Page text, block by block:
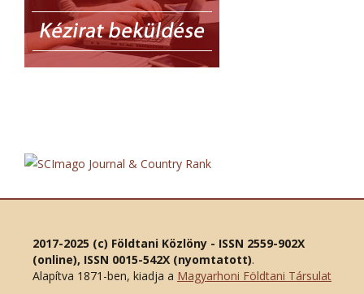
2017-2025 (c) Földtani Közlöny - ISSN 2559-902X
(online), ISSN 0015-542X (nyomtatott).
Alapítva 1871-ben, kiadja a Magyarhoni Földtani Társulat